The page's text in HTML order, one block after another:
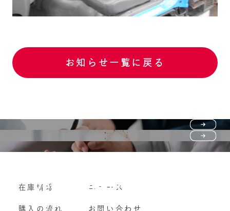
お知らせ一覧に戻る
購入の流れ
よくいただくご質問
Vehicle purchase
車両買い取り
在庫情報
購入の流れ
ニュース
お問い合わせ